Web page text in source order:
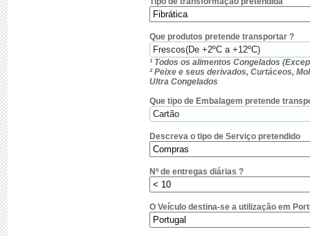
Que produtos pretende transportar ?
¹ Todos os alimentos Congelados
² Peixe e seus derivados, Curtáceos,
Ultra Congelados
Que tipo de Embalagem pretende
Descreva o tipo de Serviço pretendido
Nº de entregas diárias ?
O Veículo destina-se a utilização em